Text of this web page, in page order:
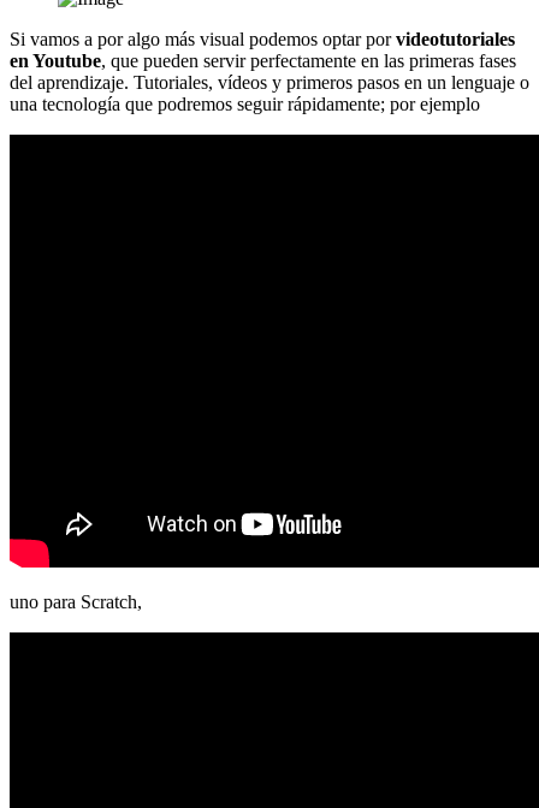
Si vamos a por algo más visual podemos optar porvideotutoriales
en Youtube, que pueden servir perfectamente en las primeras fases
del aprendizaje. Tutoriales, vídeos y primeros pasos en un lenguaje o
una tecnología que podremos seguir rápidamente; por ejemplo
uno para Scratch,